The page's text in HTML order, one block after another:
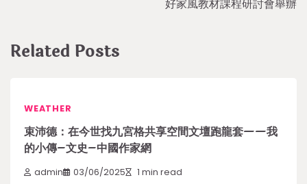
好家風教材課程研討會舉辦
Related Posts
WEATHER
束沛德：在今世找九宮格共享空間文壇跑龍套——我
的小傳–文史–中國作家網
admin 03/06/2025 1 min read